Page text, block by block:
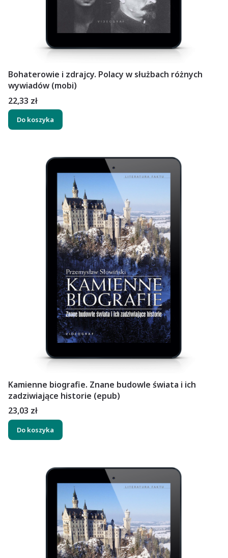
Bohaterowie i zdrajcy. Polacy w służbach różnych
wywiadów (mobi)
Cena
22,33 zł
Do koszyka
Kamienne biografie. Znane budowle świata i ich
zadziwiające historie (epub)
Cena
23,03 zł
Do koszyka